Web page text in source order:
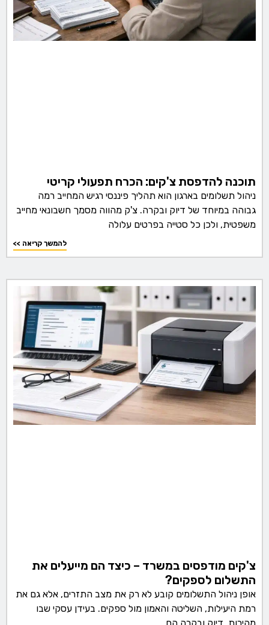
תוכנה להדפסת צ'קים: הכרח תפעולי קריטי
ניהול תשלומים בארגון הוא תהליך פיננסי רגיש המחייב רמה
גבוהה במיוחד של דיוק ובקרה. צ'ק מהווה מסמך חשבונאי מחייב
משפטית, ולכן כל סטייה בפרטים עלולה
<< להמשך קריאה
צ'קים מודפסים במשרד – כיצד הם מייעלים את
התשלום לספקים?
אופן ניהול התשלומים קובע לא רק את מצב התזרים, אלא גם את
רמת היעילות, השליטה והאמון מול ספקים. בעידן עסקי שבו